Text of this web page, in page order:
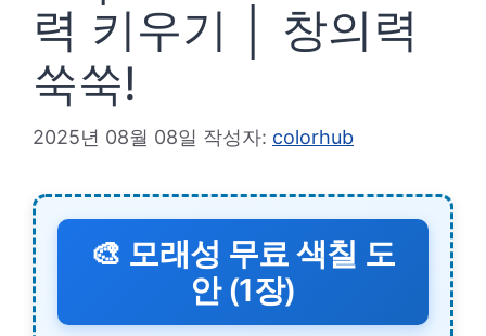
력 키우기 │ 창의력
쑥쑥!
2025년 08월 08일 작성자: colorhub
🎨 모래성 무료 색칠 도
안 (1장)